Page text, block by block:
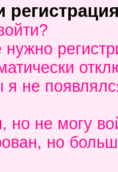
я не
но не могу
но